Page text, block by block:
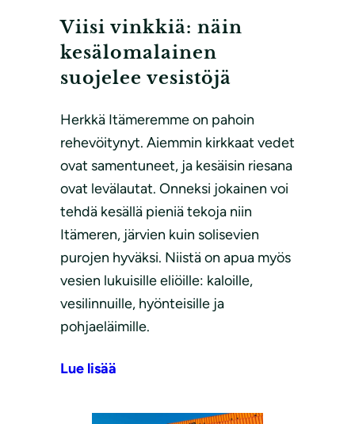
Viisi vinkkiä: näin
kesälomalainen
suojelee vesistöjä
Herkkä Itämeremme on pahoin
rehevöitynyt. Aiemmin kirkkaat vedet
ovat samentuneet, ja kesäisin riesana
ovat levälautat. Onneksi jokainen voi
tehdä kesällä pieniä tekoja niin
Itämeren, järvien kuin solisevien
purojen hyväksi. Niistä on apua myös
vesien lukuisille eliöille: kaloille,
vesilinnuille, hyönteisille ja
pohjaeläimille.
Lue lisää